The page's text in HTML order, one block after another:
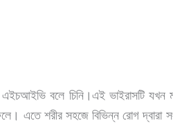
বলে চিনি।এই ভাইরাসটি যখন
এতে শরীর সহজে বিভিন্ন রোগ